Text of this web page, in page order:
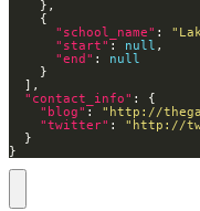
"school_name" :
"start" : null
"end" : null
"contact_info"
"blog" : "http://
"twitter" : "http://
}